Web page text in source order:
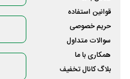
قوانین استفاده
حریم خصوصی
سوالات متداول
همکاری با ما
بلاگ کانال تخفیف